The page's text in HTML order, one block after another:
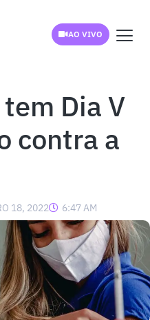
AO VIVO
Dia V
contra a
18, 2022 6:47 AM